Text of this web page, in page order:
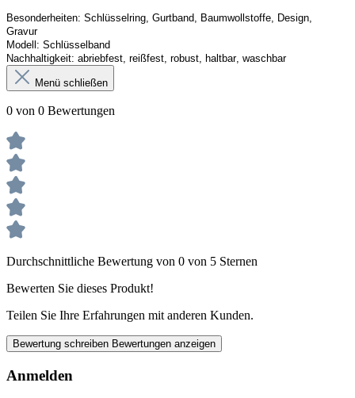
Besonderheiten: Schlüsselring, Gurtband, Baumwollstoffe, Design,
Gravur
Modell: Schlüsselband
Nachhaltigkeit: abriebfest, reißfest, robust, haltbar, waschbar
Menü schließen
0 von 0 Bewertungen
Durchschnittliche Bewertung von 0 von 5 Sternen
Bewerten Sie dieses Produkt!
Teilen Sie Ihre Erfahrungen mit anderen Kunden.
Bewertung schreiben Bewertungen anzeigen
Anmelden